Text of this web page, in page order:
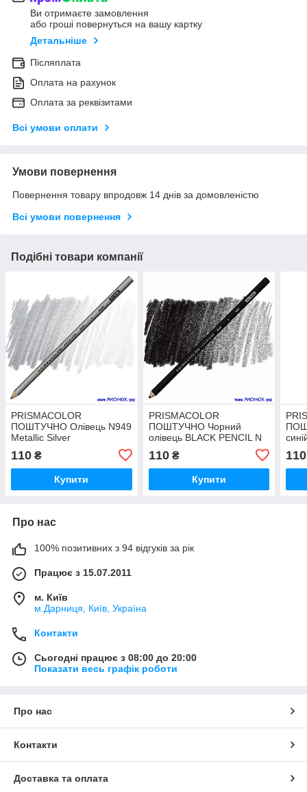
Ви отримаєте замовлення
або гроші повернуться на вашу картку
Детальніше
Післяплата
Оплата на рахунок
Оплата за реквізитами
Всі умови оплати
Умови повернення
Повернення товару впродовж 14 днів за домовленістю
Всі умови повернення
Подібні товари компанії
PRISMACOLOR
ПОШТУЧНО Олівець N949
Metallic Silver
110 ₴
Купити
PRISMACOLOR
ПОШТУЧНО Чорний
олівець BLACK PENCIL N
110₴
Купити
110
Про нас
100% позитивних з 94 відгуків за рік
Працює з 15.07.2011
м. Київ
м.Дарниця, Київ, Україна
Контакти
Сьогодні працює з 08:00 до 20:00
Показати весь графік роботи
Про нас
Контакти
Доставка та оплата